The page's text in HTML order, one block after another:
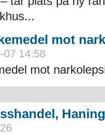
mot
07 14:58
mot